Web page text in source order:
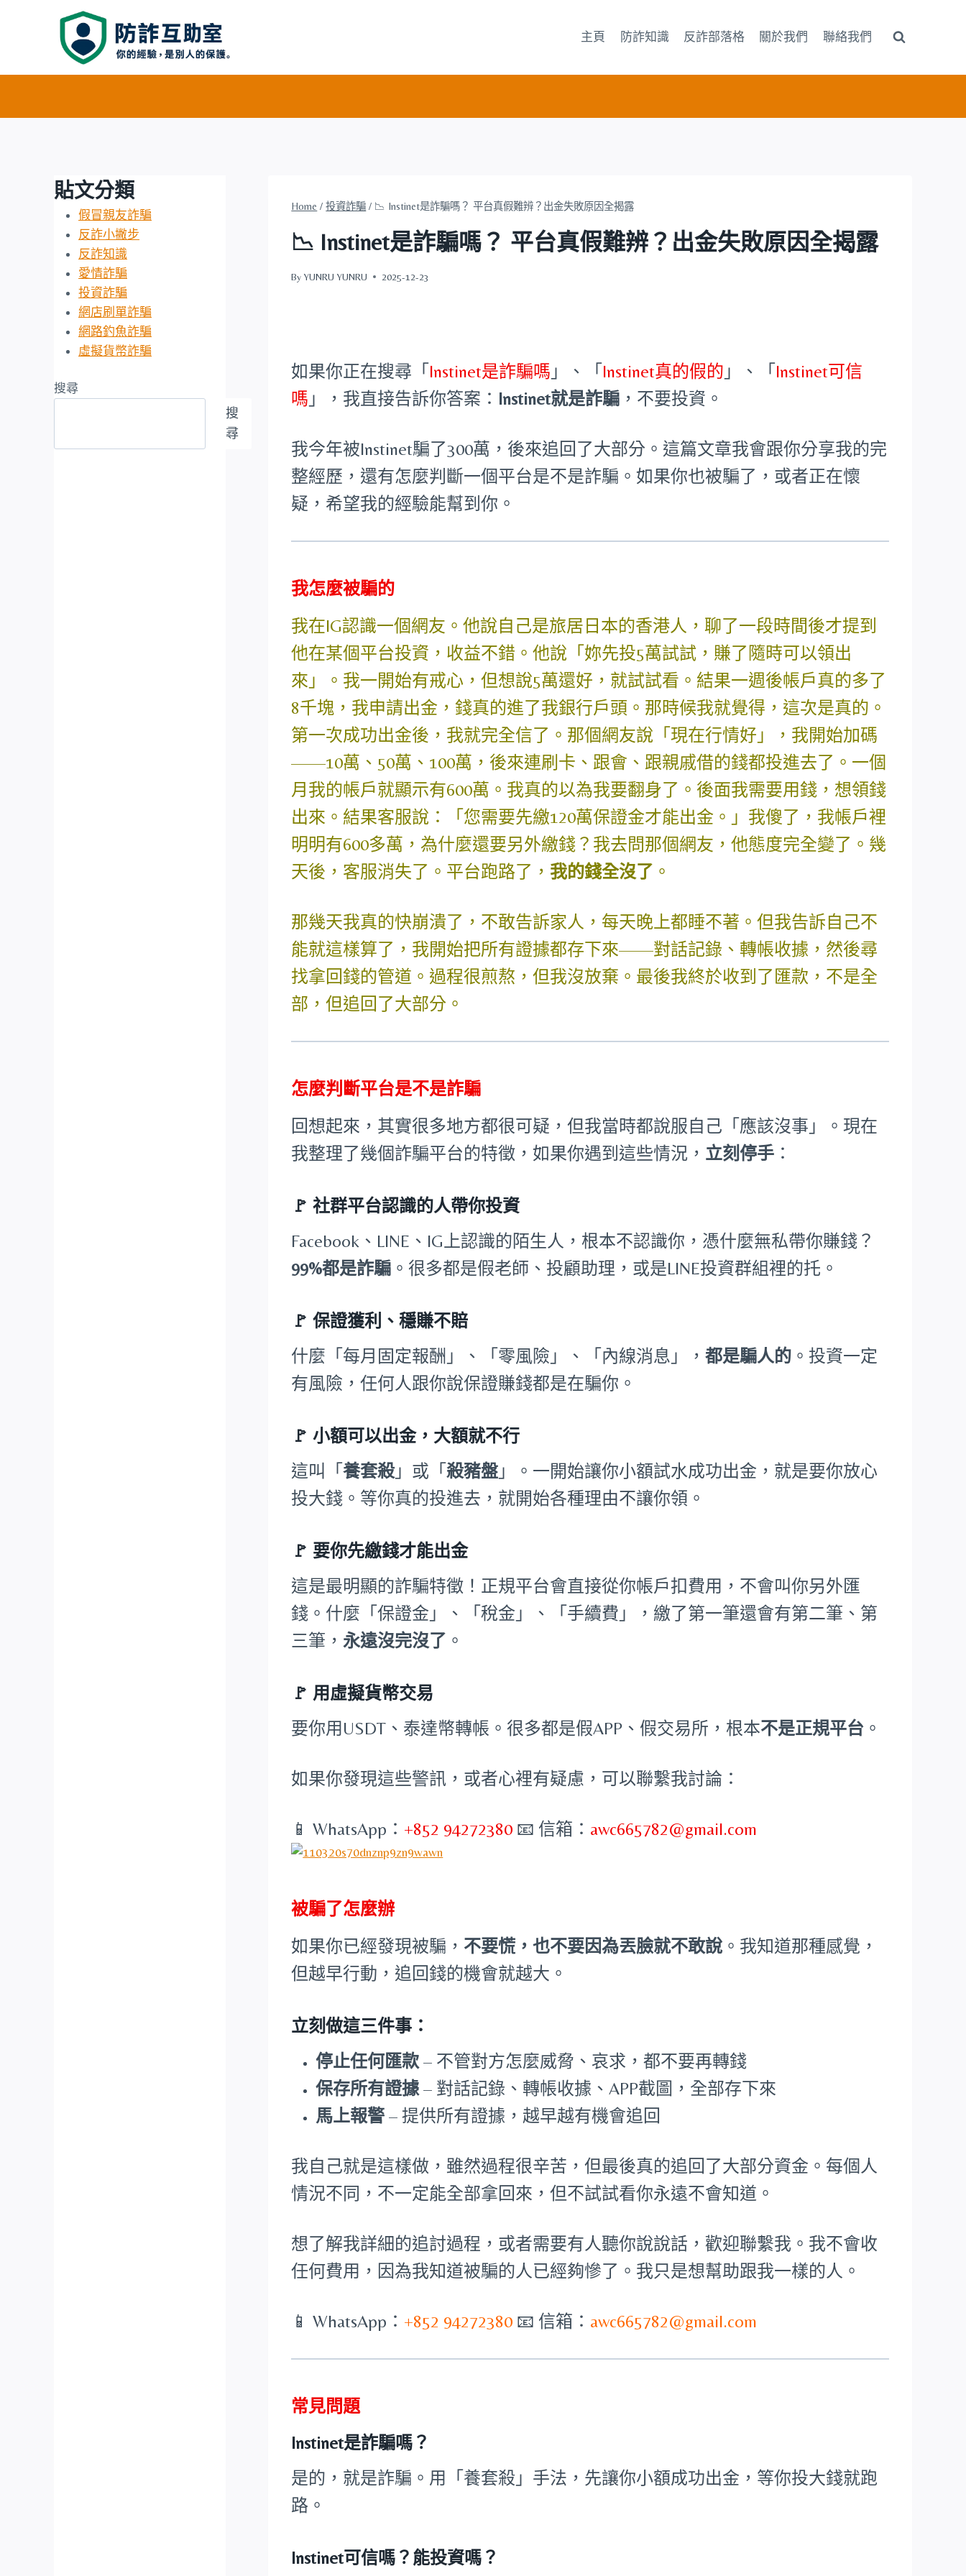
主頁 防詐知識 反詐部落格 關於我們 聯絡我們
Home / 投資詐騙 / 📉 Instinet是詐騙嗎？ 平台真假難辨？出金失敗原因全揭露
📉 Instinet是詐騙嗎？ 平台真假難辨？出金失敗原因全揭露
By YUNRU YUNRU 2025-12-23
如果你正在搜尋「 Instinet是詐騙嗎 」、「 Instinet真的假的 」、「 Instinet可信
嗎 」，我直接告訴你答案： Instinet就是詐騙 ，不要投資。
我今年被Instinet騙了300萬，後來追回了大部分。這篇文章我會跟你分享我的完
整經歷，還有怎麼判斷一個平台是不是詐騙。如果你也被騙了，或者正在懷
疑，希望我的經驗能幫到你。
我怎麼被騙的
我在IG認識一個網友。他說自己是旅居日本的香港人，聊了一段時間後才提到
他在某個平台投資，收益不錯。他說「妳先投5萬試試，賺了隨時可以領出
來」。我一開始有戒心，但想說5萬還好，就試試看。結果一週後帳戶真的多了
8千塊，我申請出金，錢真的進了我銀行戶頭。那時候我就覺得，這次是真的。
第一次成功出金後，我就完全信了。那個網友說「現在行情好」，我開始加碼
——10萬、50萬、100萬，後來連刷卡、跟會、跟親戚借的錢都投進去了。一個
月我的帳戶就顯示有600萬。我真的以為我要翻身了。後面我需要用錢，想領錢
出來。結果客服說：「您需要先繳120萬保證金才能出金。」我傻了，我帳戶裡
明明有600多萬，為什麼還要另外繳錢？我去問那個網友，他態度完全變了。幾
天後，客服消失了。平台跑路了， 我的錢全沒了 。
那幾天我真的快崩潰了，不敢告訴家人，每天晚上都睡不著。但我告訴自己不
能就這樣算了，我開始把所有證據都存下來——對話記錄、轉帳收據，然後尋
找拿回錢的管道。過程很煎熬，但我沒放棄。最後我終於收到了匯款，不是全
部，但追回了大部分。
怎麼判斷平台是不是詐騙
回想起來，其實很多地方都很可疑，但我當時都說服自己「應該沒事」。現在
我整理了幾個詐騙平台的特徵，如果你遇到這些情況， 立刻停手 ：
🚩社群平台認識的人帶你投資
Facebook、LINE、IG上認識的陌生人，根本不認識你，憑什麼無私帶你賺錢？
99%都是詐騙 。很多都是假老師、投顧助理，或是LINE投資群組裡的托。
🚩保證獲利、穩賺不賠
什麼「每月固定報酬」、「零風險」、「內線消息」，都是騙人的 。投資一定
有風險，任何人跟你說保證賺錢都是在騙你。
🚩小額可以出金，大額就不行
這叫「養套殺」或「 殺豬盤 」。一開始讓你小額試水成功出金，就是要你放心
投大錢。等你真的投進去，就開始各種理由不讓你領。
🚩 要你先繳錢才能出金
這是最明顯的詐騙特徵！正規平台會直接從你帳戶扣費用，不會叫你另外匯
錢。什麼「保證金」、「稅金」、「手續費」，繳了第一筆還會有第二筆、第
三筆， 永遠沒完沒了 。
🚩 用虛擬貨幣交易
要你用USDT、泰達幣轉帳。很多都是假APP、假交易所，根本不是正規平台 。
如果你發現這些警訊，或者心裡有疑慮，可以聯繫我討論：
📱 WhatsApp： +852 94272380 📧 信箱： awc665782@gmail.com
被騙了怎麼辦
如果你已經發現被騙， 不要慌，也不要因為丟臉就不敢說 。我知道那種感覺，
但越早行動，追回錢的機會就越大。
立刻做這三件事：
停止任何匯款 – 不管對方怎麼威脅、哀求，都不要再轉錢
保存所有證據 – 對話記錄、轉帳收據、APP截圖，全部存下來
馬上報警 – 提供所有證據，越早越有機會追回
我自己就是這樣做，雖然過程很辛苦，但最後真的追回了大部分資金。每個人
情況不同，不一定能全部拿回來，但不試試看你永遠不會知道。
想了解我詳細的追討過程，或者需要有人聽你說說話，歡迎聯繫我。我不會收
任何費用，因為我知道被騙的人已經夠慘了。我只是想幫助跟我一樣的人。
📱 WhatsApp： +852 94272380 📧 信箱： awc665782@gmail.com
常見問題
Instinet是詐騙嗎？
是的，就是詐騙。用「養套殺」手法，先讓你小額成功出金，等你投大錢就跑
路。
Instinet可信嗎？能投資嗎？
貼文分類
假冒親友詐騙
反詐小撇步
反詐知識
愛情詐騙
投資詐騙
網店刷單詐騙
網路釣魚詐騙
虛擬貨幣詐騙
搜尋
搜
尋